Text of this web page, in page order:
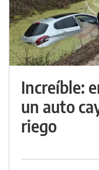
Increíble:
un auto
riego